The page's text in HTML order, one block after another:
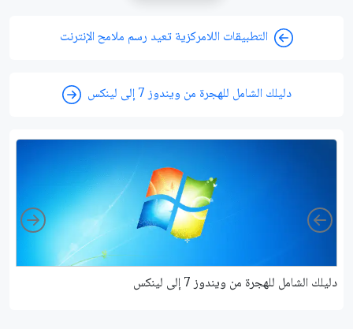
التطبيقات اللامركزية تعيد رسم ملامح الإنترنت
دليلك الشامل للهجرة من ويندوز 7 إلى لينكس
دليلك الشامل للهجرة من ويندوز 7 إلى لينكس
Left